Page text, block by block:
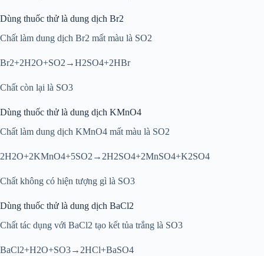
Dùng thuốc thử là dung dịch Br2
Chất làm dung dịch Br2 mất màu là SO2
Br2+2H2O+SO2→H2SO4+2HBr
Chất còn lại là SO3
Dùng thuốc thử là dung dịch KMnO4
Chất làm dung dịch KMnO4 mất màu là SO2
2H2O+2KMnO4+5SO2→2H2SO4+2MnSO4+K2SO4
Chất không có hiện tượng gì là SO3
Dùng thuốc thử là dung dịch BaCl2
Chất tác dụng với BaCl2 tạo kết tủa trắng là SO3
BaCl2+H2O+SO3→2HCl+BaSO4